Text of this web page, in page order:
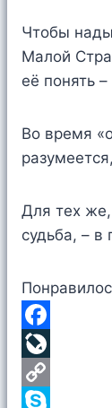
Чтобы
Малой
её понять
Во время
Для тех
судьба, –
F
a
c
L
C